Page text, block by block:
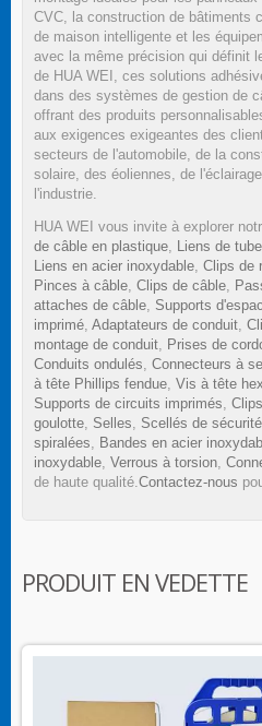
CVC, la construction de bâtiments
de maison intelligente et les
avec la même précision qui définit
de HUA WEI, ces solutions
dans des systèmes de gestion de
offrant des produits
aux exigences exigeantes des
secteurs de l'automobile, de la
solaire, des éoliennes, de
l'industrie.
HUA WEI vous invite à explorer
de câble en plastique, Liens de tube
Liens en acier inoxydable, Clips de
Pinces à câble, Clips de câble,
attaches de câble, Supports
imprimé, Adaptateurs de conduit,
montage de conduit, Prises de
Conduits ondulés, Connecteurs à
à tête Phillips fendue, Vis à tête
Supports de circuits imprimés,
goulotte, Selles, Scellés de sécurité
spiralées, Bandes en acier
inoxydable, Verrous à torsion,
de haute qualité.Contactez-nous
PRODUIT EN VEDETTE